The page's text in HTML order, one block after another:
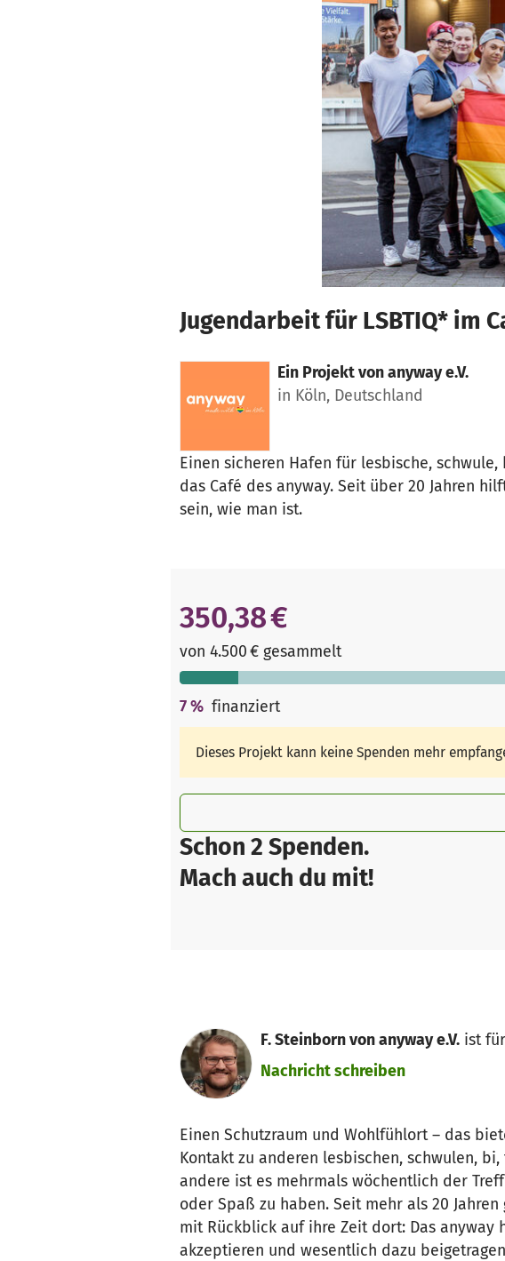
Jugendarbeit für LSBTIQ* im
Ein Projekt vonanyway e.V.
in Köln, Deutschland
Einen sicheren Hafen für lesbische,
das Café des anyway. Seit über 20 Jahren
sein, wie man ist.
Schon 2 Spenden.
Mach auch du mit!
350,38 €
von 4.500 € gesammelt
7% finanziert
Dieses Projekt kann keine Spenden mehr
F. Steinborn von anyway e.V.ist für
Nachricht schreiben
Einen Schutzraum und Wohlfühlort – das
Kontakt zu anderen lesbischen, schwulen,
andere ist es mehrmals wöchentlich der
oder Spaß zu haben. Seit mehr als 20
mit Rückblick auf ihre Zeit dort: Das
akzeptieren und wesentlich dazu